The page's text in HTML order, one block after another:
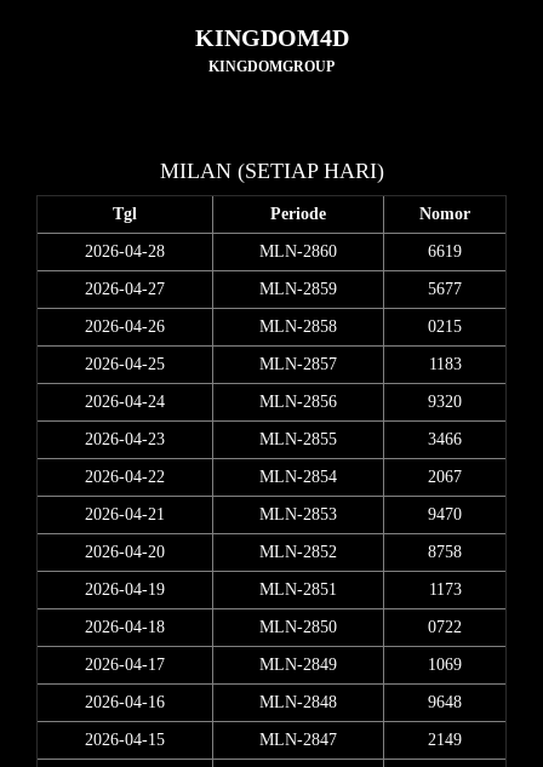
KINGDOM4D
KINGDOMGROUP
MILAN (SETIAP HARI)
Tgl Periode Nomor
2026-04-28 MLN-2860 6619
2026-04-27 MLN-2859 5677
2026-04-26 MLN-2858 0215
2026-04-25 MLN-2857 1183
2026-04-24 MLN-2856 9320
2026-04-23 MLN-2855 3466
2026-04-22 MLN-2854 2067
2026-04-21 MLN-2853 9470
2026-04-20 MLN-2852 8758
2026-04-19 MLN-2851 1173
2026-04-18 MLN-2850 0722
2026-04-17 MLN-2849 1069
2026-04-16 MLN-2848 9648
2026-04-15 MLN-2847 2149